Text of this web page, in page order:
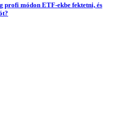
módon ETF-ekbe fektetni, és